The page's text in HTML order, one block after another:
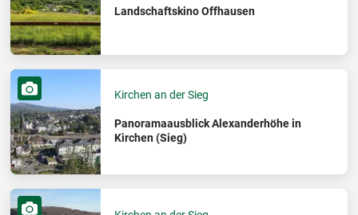
Landschaftskino Offhausen
Kirchen an der Sieg
Panoramaausblick Alexanderhöhe in
Kirchen (Sieg)